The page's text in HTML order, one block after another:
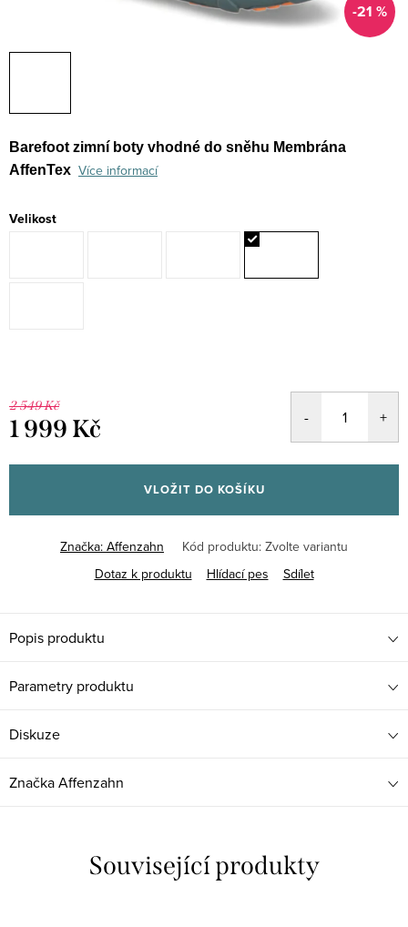
-21 %
Barefoot zimní boty vhodné do sněhu Membrána
AffenTex Více informací
Velikost
2 549 Kč
1 999 Kč
cena:
VLOŽIT DO KOŠÍKU
Značka: Affenzahn Kód produktu: Zvolte variantu
Dotaz k produktu
Hlídací pes Sdílet
Popis produktu
Parametry produktu
Diskuze
ZnačkaAffenzahn
Související produkty